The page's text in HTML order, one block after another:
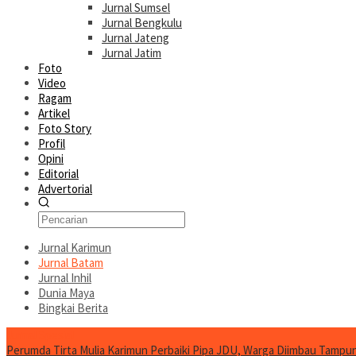
Jurnal Sumsel
Jurnal Bengkulu
Jurnal Jateng
Jurnal Jatim
Foto
Video
Ragam
Artikel
Foto Story
Profil
Opini
Editorial
Advertorial
Jurnal Karimun
Jurnal Batam
Jurnal Inhil
Dunia Maya
Bingkai Berita
Perumda Tirta Mulia Karimun Perbaiki Pipa JDU, Warga Diimbau